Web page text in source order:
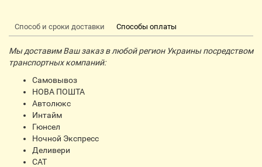
Способ и сроки доставки Способы оплаты
Мы доставим Ваш заказ в любой регион Украины посредством
транспортных компаний:
Самовывоз
НОВА ПОШТА
Автолюкс
Интайм
Гюнсел
Ночной Экспресс
Деливери
CАТ